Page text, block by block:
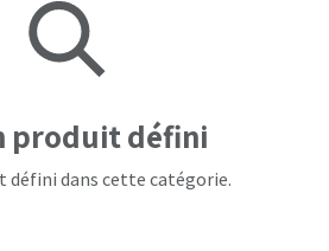
produit défini
défini dans cette catégorie.